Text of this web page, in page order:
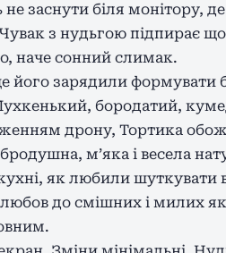
заснути біля монітору,
з нудьгою підпирає
наче сонний слимак.
його зарядили
бородатий,
дрону, Тортика
мʼяка і весела
як любили шуткувати
любов до смішних і милих